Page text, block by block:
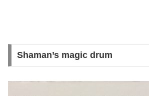
Shaman’s magic drum